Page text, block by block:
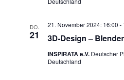
DO.
21 3D-Design –
21. November 2024: 16:00 -
INSPIRATA e.V. Deutscher
Deutschland